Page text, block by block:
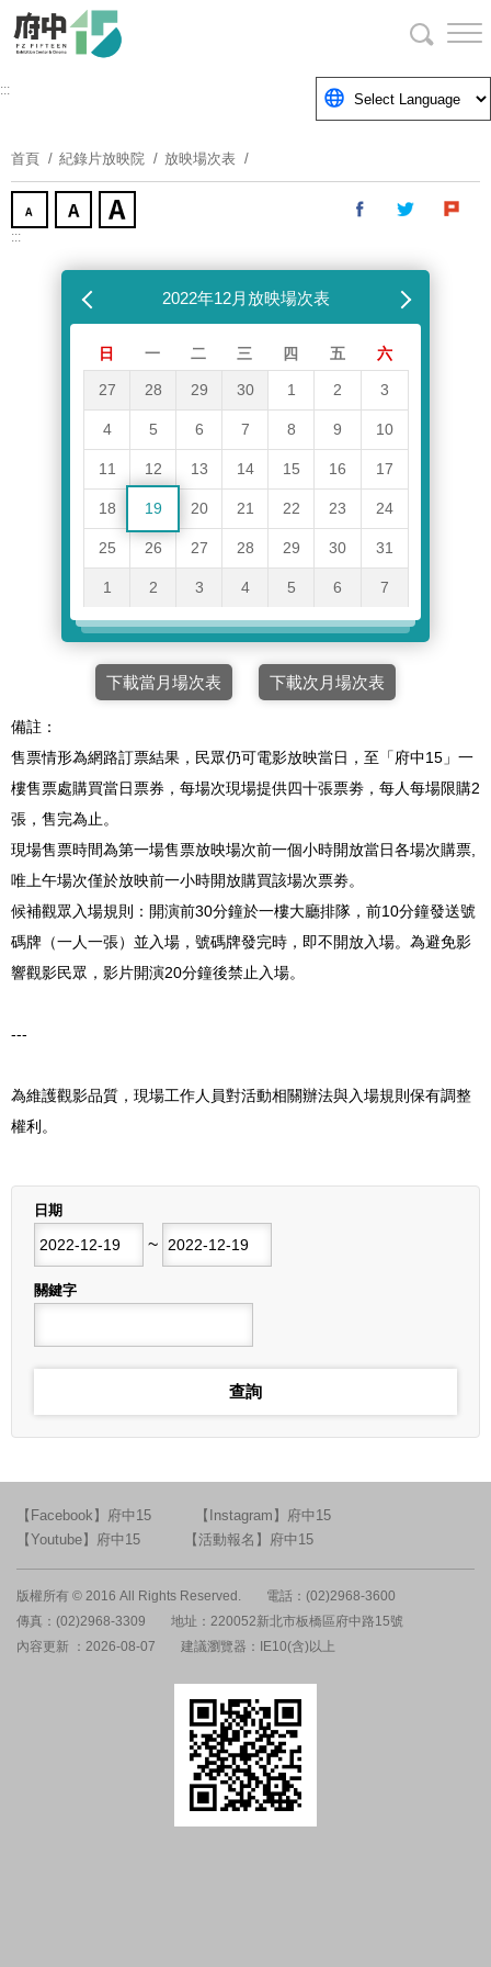
要
塊
:::
首頁 紀錄片放映院 放映場次表
:::
2022年12月放映場次表下個月
日 一 二 三 四 五 六
27 28 29 30 1 2 3
4 5 6 7 8 9 10
11 12 13 14 15 16 17
18 19 20 21 22 23 24
25 26 27 28 29 30 31
1 2 3 4 5 6 7
下載當月場次表 下載次月場次表
備註：
售票情形為網路訂票結果，民眾仍可電影放映當日，至「府中15」一
樓售票處購買當日票券，每場次現場提供四十張票劵，每人每場限購2
張，售完為止。
現場售票時間為第一場售票放映場次前一個小時開放當日各場次購票,
唯上午場次僅於放映前一小時開放購買該場次票劵。
候補觀眾入場規則：開演前30分鐘於一樓大廳排隊，前10分鐘發送號
碼牌（一人一張）並入場，號碼牌發完時，即不開放入場。為避免影
響觀影民眾，影片開演20分鐘後禁止入場。
---
為維護觀影品質，現場工作人員對活動相關辦法與入場規則保有調整
權利。
日期
~
結束日期
關鍵字
【Facebook】府中15
【Instagram】府中15
【Youtube】府中15
【活動報名】府中15
版權所有 © 2016 All Rights Reserved.
電話：(02)2968-3600
傳真：(02)2968-3309
地址：220052新北市板橋區府中路15號
內容更新 ：2026-08-07
建議瀏覽器：IE10(含)以上